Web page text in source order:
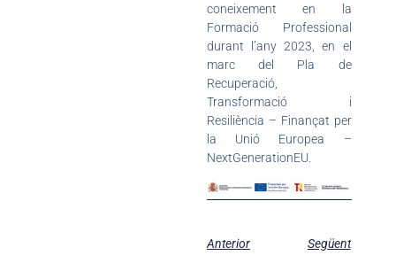
coneixement en la
Formació Professional
durant l’any 2023, en el
marc del Pla de
Recuperació,
Transformació i
Resiliència – Finançat per
la Unió Europea –
NextGenerationEU.
Anterior Següent